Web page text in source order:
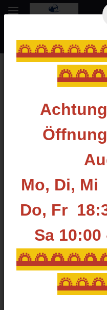
Mo, Di,
Do, Fr
Sa 10:00
Zurück zur Liste